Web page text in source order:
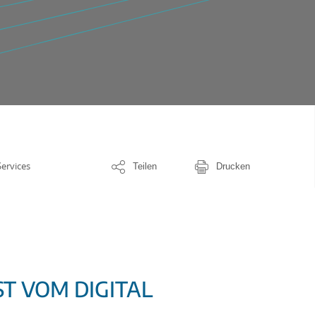
Teilen Drucken
VOM DIGITAL